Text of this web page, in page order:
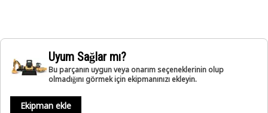
Uyum Sağlar mı?
Bu parçanın uygun veya onarım seçeneklerinin olup
olmadığını görmek için ekipmanınızı ekleyin.
Ekipman ekle